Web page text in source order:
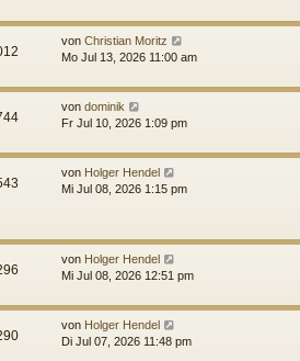
von Christian Moritz
Mo Jul 13, 2026 11:00 am
von dominik
Fr Jul 10, 2026 1:09 pm
von Holger Hendel
Mi Jul 08, 2026 1:15 pm
von Holger Hendel
Mi Jul 08, 2026 12:51 pm
von Holger Hendel
Di Jul 07, 2026 11:48 pm